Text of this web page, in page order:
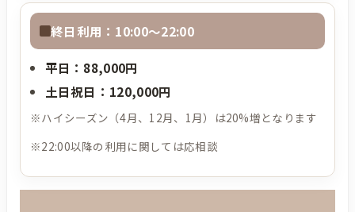
終日利用：10:00〜22:00
平日： 88,000円
土日祝日： 120,000円
※ハイシーズン（4月、12月、1月）は20%増となります
※22:00以降の利用に関しては応相談